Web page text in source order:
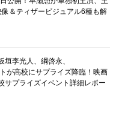
＆ティザービジュアル6種も解
垣李光人、綱啓永、
が高校にサプライズ降臨！映画
サプライズイベント詳細レポー